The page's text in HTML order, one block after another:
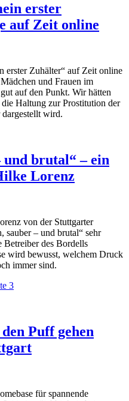
erster
auf Zeit online
erster Zuhälter“ auf Zeit online
und Frauen im
auf den Punkt. Wir hätten
Haltung zur Prostitution der
wird.
und brutal“ – ein
Lorenz
von der Stuttgarter
sauber – und brutal“ sehr
Betreiber des Bordells
wird bewusst, welchem Druck
immer sind.
3
Puff gehen
für spannende